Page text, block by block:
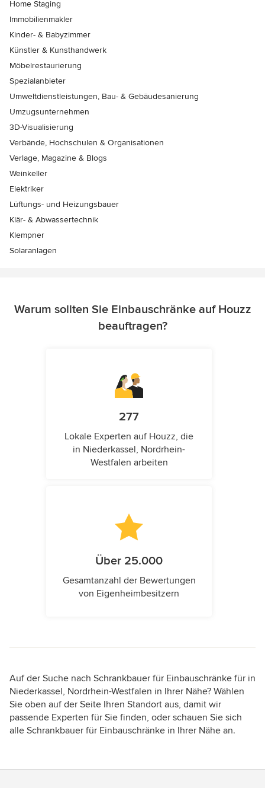
Home Staging
Immobilienmakler
Kinder- & Babyzimmer
Künstler & Kunsthandwerk
Möbelrestaurierung
Spezialanbieter
Umweltdienstleistungen, Bau- & Gebäudesanierung
Umzugsunternehmen
3D-Visualisierung
Verbände, Hochschulen & Organisationen
Verlage, Magazine & Blogs
Weinkeller
Elektriker
Lüftungs- und Heizungsbauer
Klär- & Abwassertechnik
Klempner
Solaranlagen
Warum sollten Sie Einbauschränke auf Houzz
beauftragen?
277
Lokale Experten auf Houzz, die
in Niederkassel, Nordrhein-
Westfalen arbeiten
Über 25.000
Gesamtanzahl der Bewertungen
von Eigenheimbesitzern
Auf der Suche nach Schrankbauer für Einbauschränke für in
Niederkassel, Nordrhein-Westfalen in Ihrer Nähe? Wählen
Sie oben auf der Seite Ihren Standort aus, damit wir
passende Experten für Sie finden, oder schauen Sie sich
alle Schrankbauer für Einbauschränke in Ihrer Nähe an.